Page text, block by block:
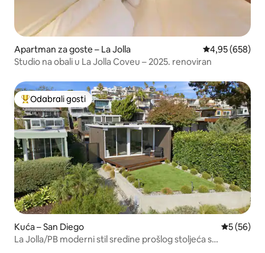
Apartman za goste – La Jolla Prosječna
4,95 (658)
Studio na obali u La Jolla Coveu – 2025. renoviran
Među najviše rangiranima s oznakom „Odabrali gosti”
Odabrali gosti
Kuća – San Diego Prosječna
5 (56)
La Jolla/PB moderni stil sredine prošlog stoljeća s